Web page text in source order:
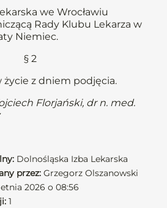
we Wrocławiu
Rady Klubu Lekarza w
Niemiec.
§ 2
życie z dniem podjęcia.
Florjański, dr n. med.
Dolnośląska Izba Lekarska
przez: Grzegorz Olszanowski
2026 o 08:56
1